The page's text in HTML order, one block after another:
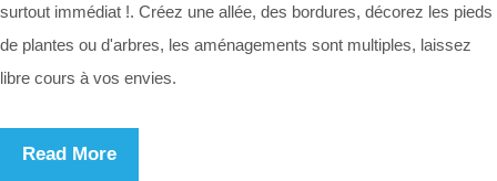
surtout immédiat !. Créez une allée, des bordures, décorez les pieds
de plantes ou d'arbres, les aménagements sont multiples, laissez
libre cours à vos envies.
Read More